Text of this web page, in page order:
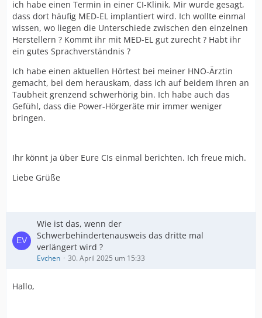
ich habe einen Termin in einer CI-Klinik. Mir wurde gesagt,
dass dort häufig MED-EL implantiert wird. Ich wollte einmal
wissen, wo liegen die Unterschiede zwischen den einzelnen
Herstellern ? Kommt ihr mit MED-EL gut zurecht ? Habt ihr
ein gutes Sprachverständnis ?
Ich habe einen aktuellen Hörtest bei meiner HNO-Ärztin
gemacht, bei dem herauskam, dass ich auf beidem Ihren an
Taubheit grenzend schwerhörig bin. Ich habe auch das
Gefühl, dass die Power-Hörgeräte mir immer weniger
bringen.
Ihr könnt ja über Eure CIs einmal berichten. Ich freue mich.
Liebe Grüße
Wie ist das, wenn der
Schwerbehindertenausweis das dritte mal
verlängert wird ?
Evchen 30. April 2025 um 15:33
Hallo,